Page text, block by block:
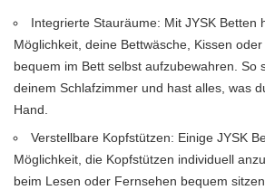
Integrierte Stauräume: Mit JYSK Betten
Möglichkeit, deine Bettwäsche, Kissen
bequem im Bett selbst aufzubewahren. So
deinem Schlafzimmer und hast alles, was
Hand.
Verstellbare Kopfstützen: Einige JYSK
Möglichkeit, die Kopfstützen individuell
beim Lesen oder Fernsehen bequem